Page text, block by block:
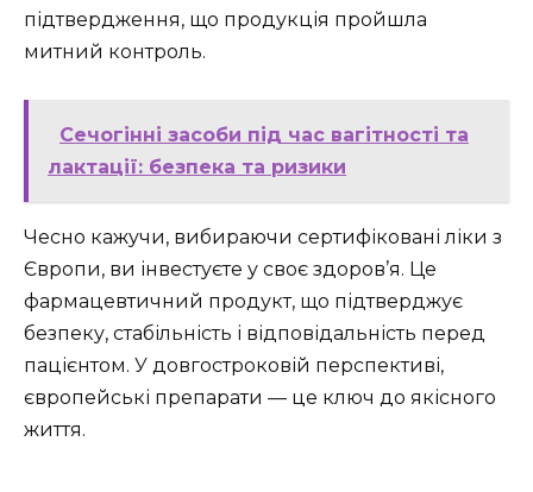
підтвердження, що продукція пройшла
митний контроль.
Сечогінні засоби під час вагітності та
лактації: безпека та ризики
Чесно кажучи, вибираючи сертифіковані ліки з
Європи, ви інвестуєте у своє здоров’я. Це
фармацевтичний продукт, що підтверджує
безпеку, стабільність і відповідальність перед
пацієнтом. У довгостроковій перспективі,
європейські препарати — це ключ до якісного
життя.